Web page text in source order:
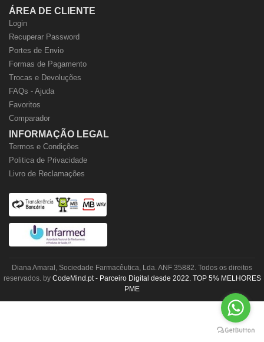
ÁREA DE CLIENTE
Login
Recuperar Password
Portes de Envio
Formas de Pagamento
Trocas e Devoluções
FAQs - Ajuda
Favoritos
Comparador
INFORMAÇÃO LEGAL
Termos e Condições
Politica de Privacidade
Livro de Reclamações
Diana Amaral, Sociedade Farmacêutica, Lda. ANF 35882. Todos os direitos
reservados. by CodeMind.pt - Parceiro Digital desde 2022. TOP 5% MELHORES
PME